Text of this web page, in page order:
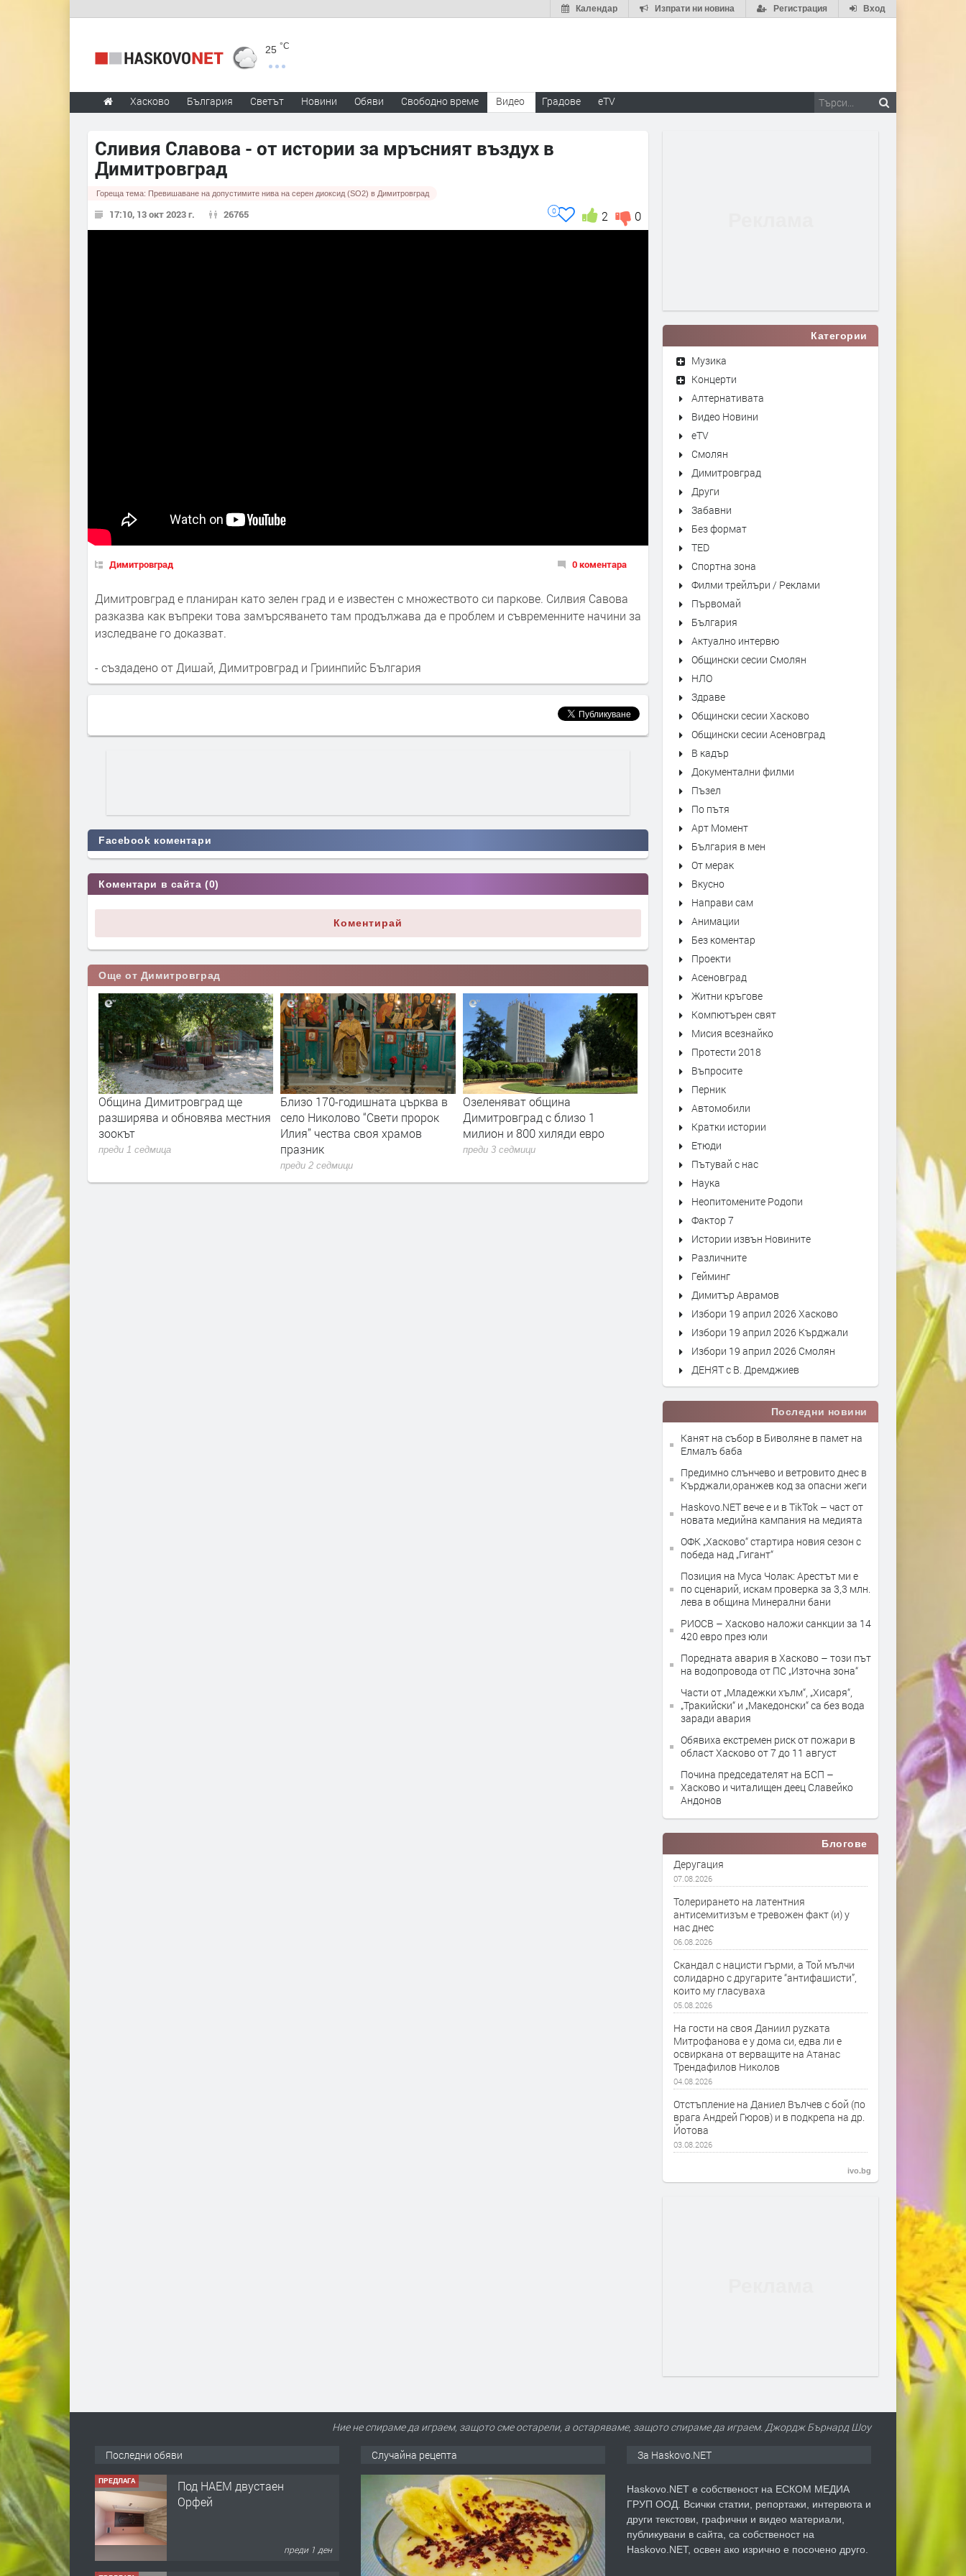
Вход
Регистрация
Изпрати ни новина
Календар
25 °C
Хасково България Светът Новини Обяви Свободно време Видео Градове eTV
Сливия Славова - от истории за мръсният въздух в
Димитровград
Гореща тема: Превишаване на допустимите нива на серен диоксид (SO2) в Димитровград
17:10, 13 окт 2023 г. 26765 0
2
0
Димитровград 0 коментара
Димитровград е планиран като зелен град и е известен с множеството си паркове. Силвия Савова
разказва как въпреки това замърсяването там продължава да е проблем и съвременните начини за
изследване го доказват.
- създадено от Дишай, Димитровград и Гриинпийс България
Facebook коментари
Коментари в сайта (0)
Коментирай
Още от Димитровград
Община Димитровград ще
разширява и обновява местния
зоокът
преди 1 седмица
Близо 170-годишната църква в
село Николово “Свети пророк
Илия” чества своя храмов
празник
преди 2 седмици
Озеленяват община
Димитровград с близо 1
милион и 800 хиляди евро
преди 3 седмици
С официална церемония
в Димитровград
преди 3 седмици
на Димитровград
Категории
Музика
Концерти
Алтернативата
Видео Новини
eTV
Смолян
Димитровград
Други
Забавни
Без формат
TED
Спортна зона
Филми трейлъри / Реклами
Първомай
България
Актуално интервю
Общински сесии Смолян
НЛО
Здраве
Общински сесии Хасково
Общински сесии Асеновград
В кадър
Документални филми
Пъзел
По пътя
Арт Момент
България в мен
От мерак
Вкусно
Направи сам
Анимации
Без коментар
Проекти
Асеновград
Житни кръгове
Компютърен свят
Мисия всезнайко
Протести 2018
Въпросите
Перник
Автомобили
Кратки истории
Етюди
Пътувай с нас
Наука
Неопитомените Родопи
Фактор 7
Истории извън Новините
Различните
Гейминг
Димитър Аврамов
Избори 19 април 2026 Хасково
Избори 19 април 2026 Кърджали
Избори 19 април 2026 Смолян
ДЕНЯТ с В. Дремджиев
Последни новини
Канят на събор в Биволяне в памет на
Елмалъ баба
Предимно слънчево и ветровито днес в
Кърджали,оранжев код за опасни жеги
Haskovo.NET вече е и в TikTok – част от
новата медийна кампания на медията
ОФК „Хасково“ стартира новия сезон с
победа над „Гигант“
Позиция на Муса Чолак: Арестът ми е
по сценарий, искам проверка за 3,3 млн.
лева в община Минерални бани
РИОСВ – Хасково наложи санкции за 14
420 евро през юли
Поредната авария в Хасково – този път
на водопровода от ПС „Източна зона“
Части от „Младежки хълм“, „Хисаря“,
„Тракийски“ и „Македонски“ са без вода
заради авария
Обявиха екстремен риск от пожари в
област Хасково от 7 до 11 август
Почина председателят на БСП –
Хасково и читалищен деец Славейко
Андонов
Блогове
Деругация
07.08.2026
Толерирането на латентния
антисемитизъм е тревожен факт (и) у
нас днес
06.08.2026
Скандал с нацисти гърми, а Той мълчи
солидарно с другарите “антифашисти”,
които му гласуваха
05.08.2026
На гости на своя Даниил руzката
Митрофанова е у дома си, едва ли е
освиркана от верващите на Атанас
Трендафилов Николов
04.08.2026
Отстъпление на Даниел Вълчев с бой (по
врага Андрей Гюров) и в подкрепа на др.
Йотова
03.08.2026
ivo.bg
Ние не спираме да играем, защото сме остарели, а остаряваме, защото спираме да играем. Джордж Бърнард Шоу
Последни обяви
ПРЕДЛАГА
Под НАЕМ двустаен
Орфей
преди 1 ден
Случайна рецепта За Haskovo.NET
Haskovo.NET е собственост на ЕСКОМ МЕДИА
ГРУП ООД. Всички статии, репортажи, интервюта и
други текстови, графични и видео материали,
публикувани в сайта, са собственост на
Haskovo.NET, освен ако изрично е посочено друго.